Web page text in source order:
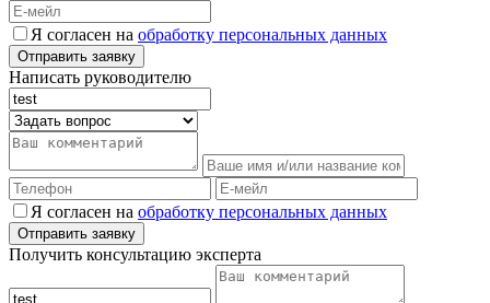
Я согласен на обработку персональных данных
Написать руководителю
Я согласен на обработку персональных данных
Получить консультацию эксперта